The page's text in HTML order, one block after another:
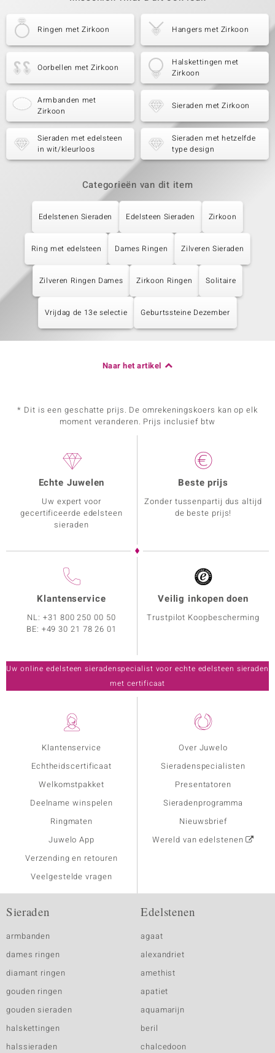
Ringen met Zirkoon Hangers met Zirkoon
Oorbellen met Zirkoon
Halskettingen met
Zirkoon
Armbanden met
Zirkoon
Sieraden met Zirkoon
Sieraden met edelsteen
in wit/kleurloos
Sieraden met hetzelfde
type design
Categorieën van dit item
Edelstenen Sieraden Edelsteen Sieraden Zirkoon
Ring met edelsteen Dames Ringen Zilveren Sieraden
Zilveren Ringen Dames Zirkoon Ringen Solitaire
Vrijdag de 13e selectie Geburtssteine Dezember
Naar het artikel
* Dit is een geschatte prijs. De omrekeningskoers kan op elk
moment veranderen. Prijs inclusief btw
Klantenservice
Echtheidscertificaat
Welkomstpakket
Deelname winspelen
Ringmaten
Juwelo App
Verzending en retouren
Veelgestelde vragen
Over Juwelo
Sieradenspecialisten
Presentatoren
Sieradenprogramma
Nieuwsbrief
Wereld van edelstenen
Echte Juwelen
Uw expert voor
gecertificeerde edelsteen
sieraden
Beste prijs
Zonder tussenpartij dus altijd
de beste prijs!
Klantenservice
NL:+31 800 250 00 50
BE: +49 30 21 78 26 01
Veilig inkopen doen
Trustpilot Koopbescherming
Uw online edelsteen sieradenspecialist voor echte edelsteen sieraden
met certificaat
Sieraden
armbanden
dames ringen
diamant ringen
gouden ringen
gouden sieraden
halskettingen
halssieraden
Edelstenen
agaat
alexandriet
amethist
apatiet
aquamarijn
beril
chalcedoon